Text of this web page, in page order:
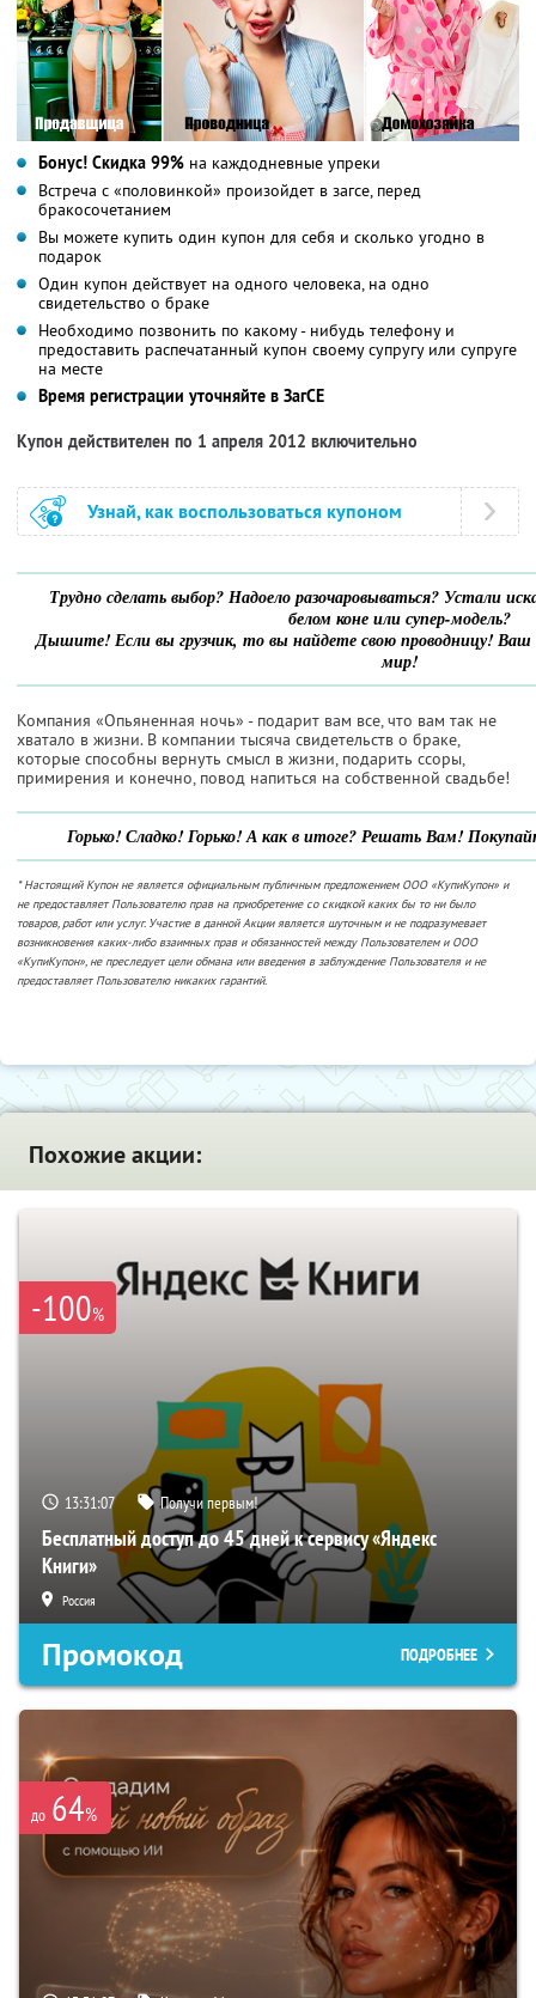
Бонус! Скидка 99% на каждодневные упреки
Встреча с «половинкой» произойдет в загсе, перед
бракосочетанием
Вы можете купить один купон для себя и сколько угодно в
подарок
Один купон действует на одного человека, на одно
свидетельство о браке
Необходимо позвонить по какому - нибудь телефону и
предоставить распечатанный купон своему супругу или супруге
на месте
Время регистрации уточняйте в ЗагСЕ
Купон действителен по 1 апреля 2012 включительно
Узнай, как воспользоваться купоном
Трудно сделать выбор? Надоело разочаровываться? Устали
белом коне или супер-модель?
Дышите! Если вы грузчик, то вы найдете свою проводницу! Ваш
мир!
Компания «Опьяненная ночь» - подарит вам все, что вам так не
хватало в жизни. В компании тысяча свидетельств о браке,
которые способны вернуть смысл в жизни, подарить ссоры,
примирения и конечно, повод напиться на собственной свадьбе!
Горько! Сладко! Горько! А как в итоге? Решать Вам!
* Настоящий Купон не является официальным публичным предложением ООО «КупиКупон» и
не предоставляет Пользователю прав на приобретение со скидкой каких бы то ни было
товаров, работ или услуг. Участие в данной Акции является шуточным и не подразумевает
возникновения каких-либо взаимных прав и обязанностей между Пользователем и ООО
«КупиКупон», не преследует цели обмана или введения в заблуждение Пользователя и не
предоставляет Пользователю никаких гарантий.
Похожие акции:
-100%
13:31:06 Получи первым!
Бесплатный доступ до 45 дней к сервису «Яндекс
Книги»
Россия
Промокод ПОДРОБНЕЕ
до 64%